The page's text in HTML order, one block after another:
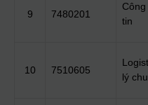
9 7480201
tin
10 7510605
lý